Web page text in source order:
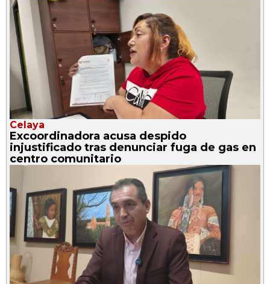
Celaya
Excoordinadora acusa despido
injustificado tras denunciar fuga de gas en
centro comunitario